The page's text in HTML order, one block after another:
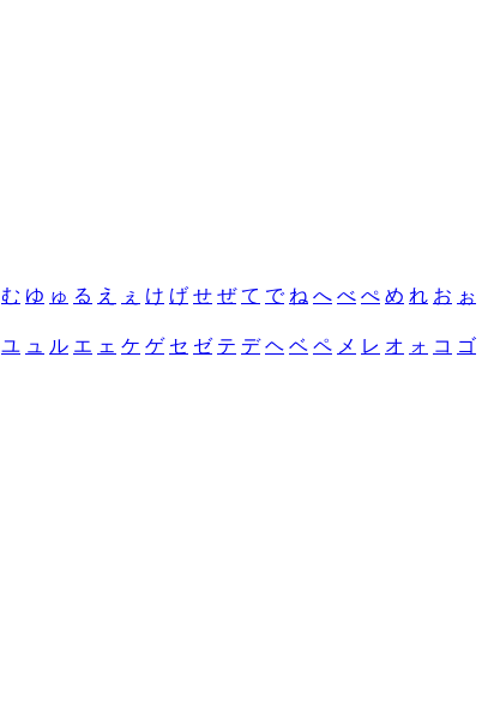
む ゆ ゅ る え ぇ け げ せ ぜ て で ね へ べ ぺ め れ お ぉ
ユ ュ ル エ ェ ケ ゲ セ ゼ テ デ ヘ ベ ペ メ レ オ ォ コ ゴ